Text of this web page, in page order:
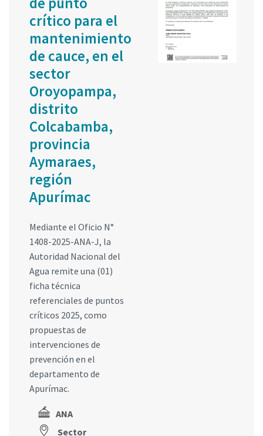
crítico para el
mantenimiento
de cauce, en el
sector
Oroyopampa,
distrito
Colcabamba,
provincia
Aymaraes,
región
Apurímac
Mediante el Oficio N°
1408-2025-ANA-J, la
Autoridad Nacional del
Agua remite una (01)
ficha técnica
referenciales de puntos
críticos 2025, como
propuestas de
intervenciones de
prevención en el
departamento de
Apurímac.
ANA
Sector